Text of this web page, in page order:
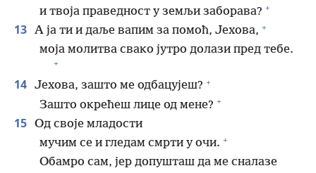
и твоја праведност у земљи заборава? +
13 А ја ти и даље вапим за помоћ, Јехова, +
моја молитва свако јутро долази пред тебе.
+
14 Јехова, зашто ме одбацујеш? +
Зашто окрећеш лице од мене? +
15 Од своје младости
мучим се и гледам смрти у очи. +
Обамро сам, јер допушташ да ме сналазе